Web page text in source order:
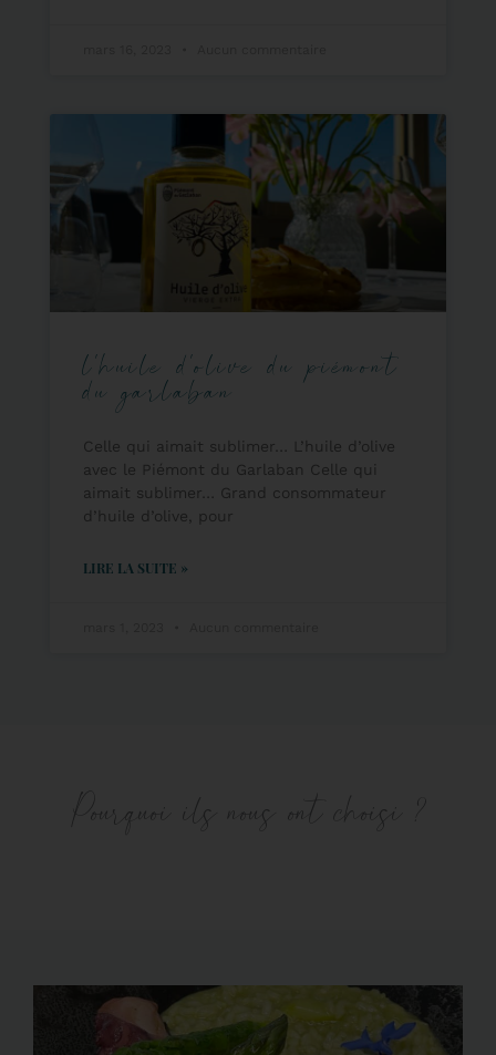
l’huile d’olive du piémont
du garlaban
Celle qui aimait sublimer… L’huile d’olive
avec le Piémont du Garlaban Celle qui
aimait sublimer… Grand consommateur
d’huile d’olive, pour
LIRE LA SUITE »
Pourquoi ils nous ont choisi ?